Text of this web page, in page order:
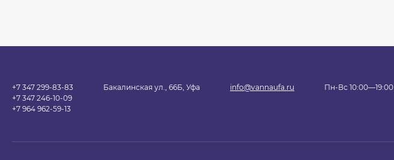
+7 347 299-83-83
+7 347 246-10-09
+7 964 962-59-13
Бакалинская ул., 66Б, Уфа info@vannaufa.ru Пн-Вс 10:00—19:00